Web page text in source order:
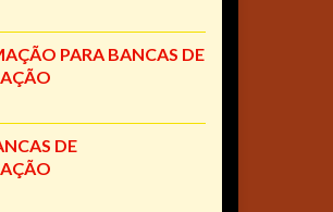
PARA BANCAS DE
DE